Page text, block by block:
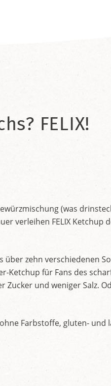
FELIX!
(was
verleihen FELIX Ketchup
über zehn verschiedenen
Ketchup für Fans des
Zucker und weniger Salz.
Farbstoffe, gluten- und